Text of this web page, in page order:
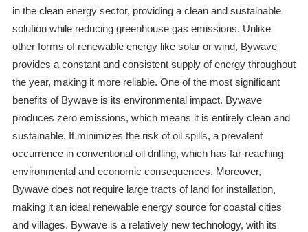
in the clean energy sector, providing a clean and sustainable
solution while reducing greenhouse gas emissions. Unlike
other forms of renewable energy like solar or wind, Bywave
provides a constant and consistent supply of energy throughout
the year, making it more reliable. One of the most significant
benefits of Bywave is its environmental impact. Bywave
produces zero emissions, which means it is entirely clean and
sustainable. It minimizes the risk of oil spills, a prevalent
occurrence in conventional oil drilling, which has far-reaching
environmental and economic consequences. Moreover,
Bywave does not require large tracts of land for installation,
making it an ideal renewable energy source for coastal cities
and villages. Bywave is a relatively new technology, with its